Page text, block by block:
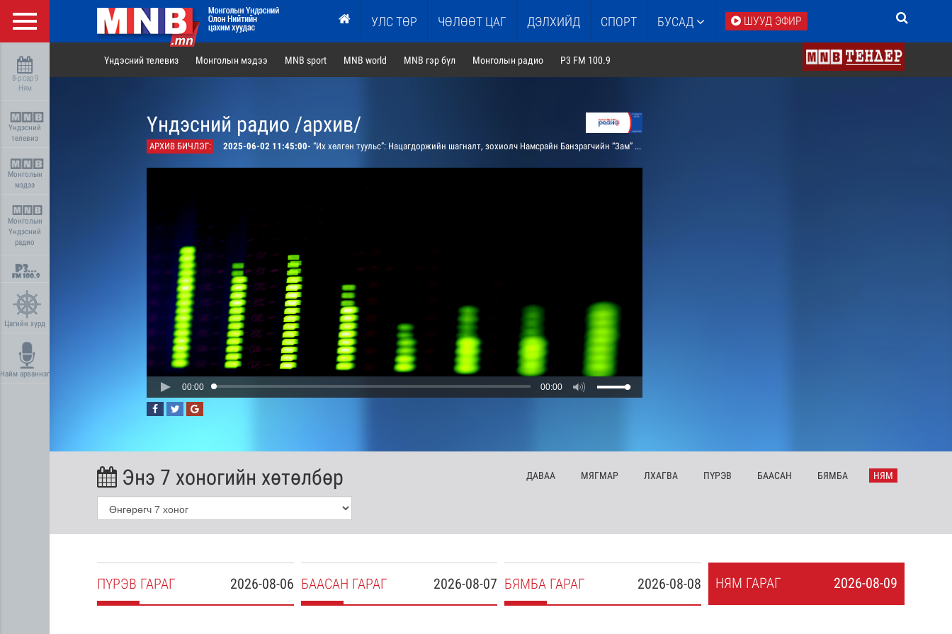
УЛС ТӨР ЧӨЛӨӨТ ЦАГ ДЭЛХИЙД СПОРТ БУСАД ШУУД ЭФИР
8-р сар 9
Ням
Үндэсний
телевиз
Монголын
мэдээ
Монголын
Үндэсний
радио
Цагийн хүрд
Найм арваннэг
Үндэсний телевиз Монголын мэдээ MNB sport MNB world MNB гэр бүл Монголын радио P3 FM 100.9
Үндэсний радио /архив/
АРХИВ БИЧЛЭГ: 2025-06-02 11:45:00- “Их хөлгөн туульс”: Нацагдоржийн шагналт, зохиолч Намсрайн Банзрагчийн “Зам” романыг АЖ Гомбын Равдангийн уран уншлагаар сонсгоно
00:00 00:00
Энэ 7 хоногийн хөтөлбөр ДАВАА МЯГМАР ЛХАГВА ПҮРЭВ БААСАН БЯМБА НЯМ
2026-08-06
ПҮРЭВ ГАРАГ 2026-08-07
БААСАН ГАРАГ 2026-08-08
БЯМБА ГАРАГ 2026-08-09
НЯМ ГАРАГ